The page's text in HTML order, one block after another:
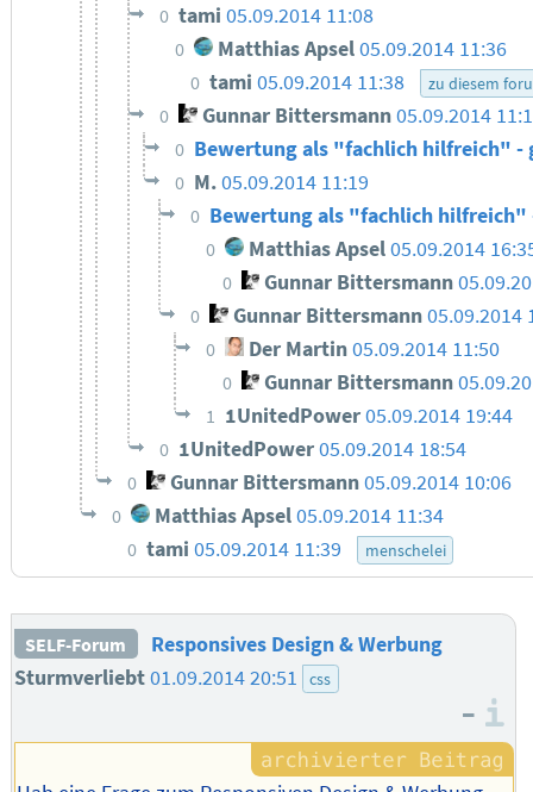
0 tami 05.09.2014 11:08
0 Matthias Apsel05.09.2014 11:36
0 tami05.09.2014 11:38 zu diesem
0 Gunnar Bittersmann 05.09.2014
0 Bewertung als "fachlich hilfreich"
0 M.05.09.2014 11:19
0 Bewertung als "fachlich
0 Matthias Apsel05.09.2014
0 Gunnar Bittersmann
0 Gunnar Bittersmann05.09.2014
0 Der Martin05.09.2014 11:50
0 Gunnar Bittersmann
1 1UnitedPower05.09.2014 19:44
0 1UnitedPower05.09.2014 18:54
0 Gunnar Bittersmann05.09.2014 10:06
0 Matthias Apsel05.09.2014 11:34
0 tami05.09.2014 11:39 menschelei
SELF-Forum
Responsives Design & Werbung
Sturmverliebt01.09.2014 20:51 css
–